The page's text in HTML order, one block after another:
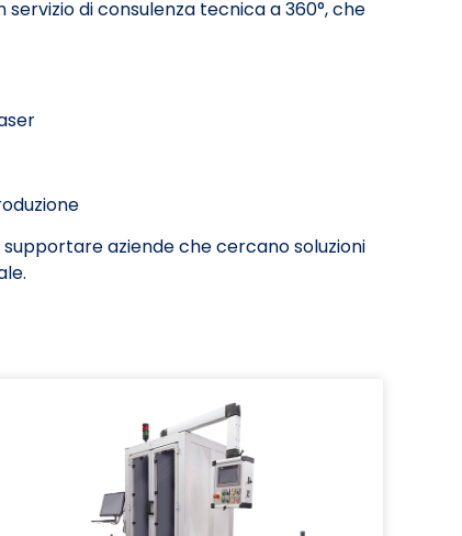
servizio di consulenza tecnica a 360°, che
aziende che cercano soluzioni